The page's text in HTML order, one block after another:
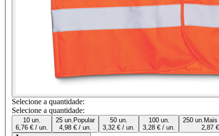
Selecione a quantidade:
Selecione a quantidade:
10 un.
6,76 € / un.
25 un. Popular
4,98 € / un.
50 un.
3,32 € / un.
100 un.
3,28 € / un.
250 un.
2,87